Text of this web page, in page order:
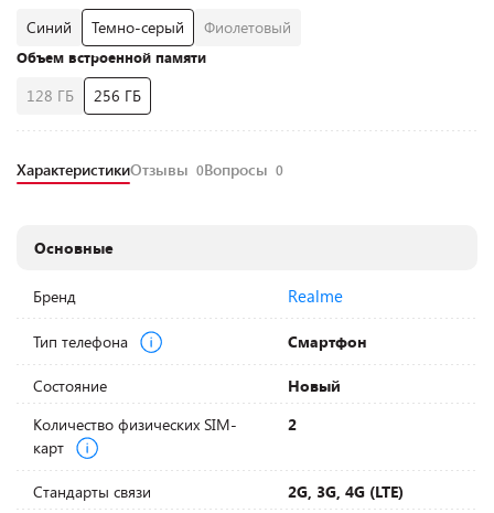
Синий Темно-серый Фиолетовый
Объем встроенной памяти
128 ГБ 256 ГБ
ХарактеристикиОтзывы 0Вопросы 0
Основные
Бренд Realme
Тип телефона Смартфон
Состояние
Новый
Количество физических SIM-
карт
2
Стандарты связи
2G, 3G, 4G (LTE)